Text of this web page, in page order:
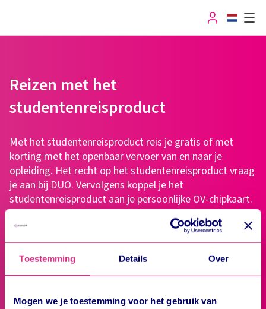
Toestemming Details Over
Mogen we je toestemming voor het gebruik van
Servicepuntenzoeker
Saldo
Service & contact
User Menu
Reizen met het
studentenreisproduct
Met het studentenreisproduct reis je gratis of met
korting met het openbaar vervoer van en naar je
opleiding. Het recht op het studentenreisproduct vraag
je aan bij DUO. Vervolgens koppel je het
studentenreisproduct aan je persoonlijke OV-chipkaart.
Tot slot haal je je week- of weekendabonnement op bij
de automaat.
Meer informatie